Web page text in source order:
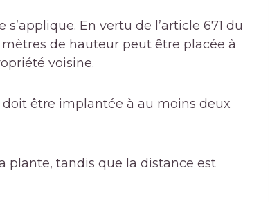
En vertu de l’article 671 du
de hauteur peut être placée à
voisine.
être implantée à au moins deux
plante, tandis que la distance est